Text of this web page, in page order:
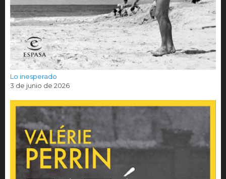
Lo inesperado
3 de junio de 2026